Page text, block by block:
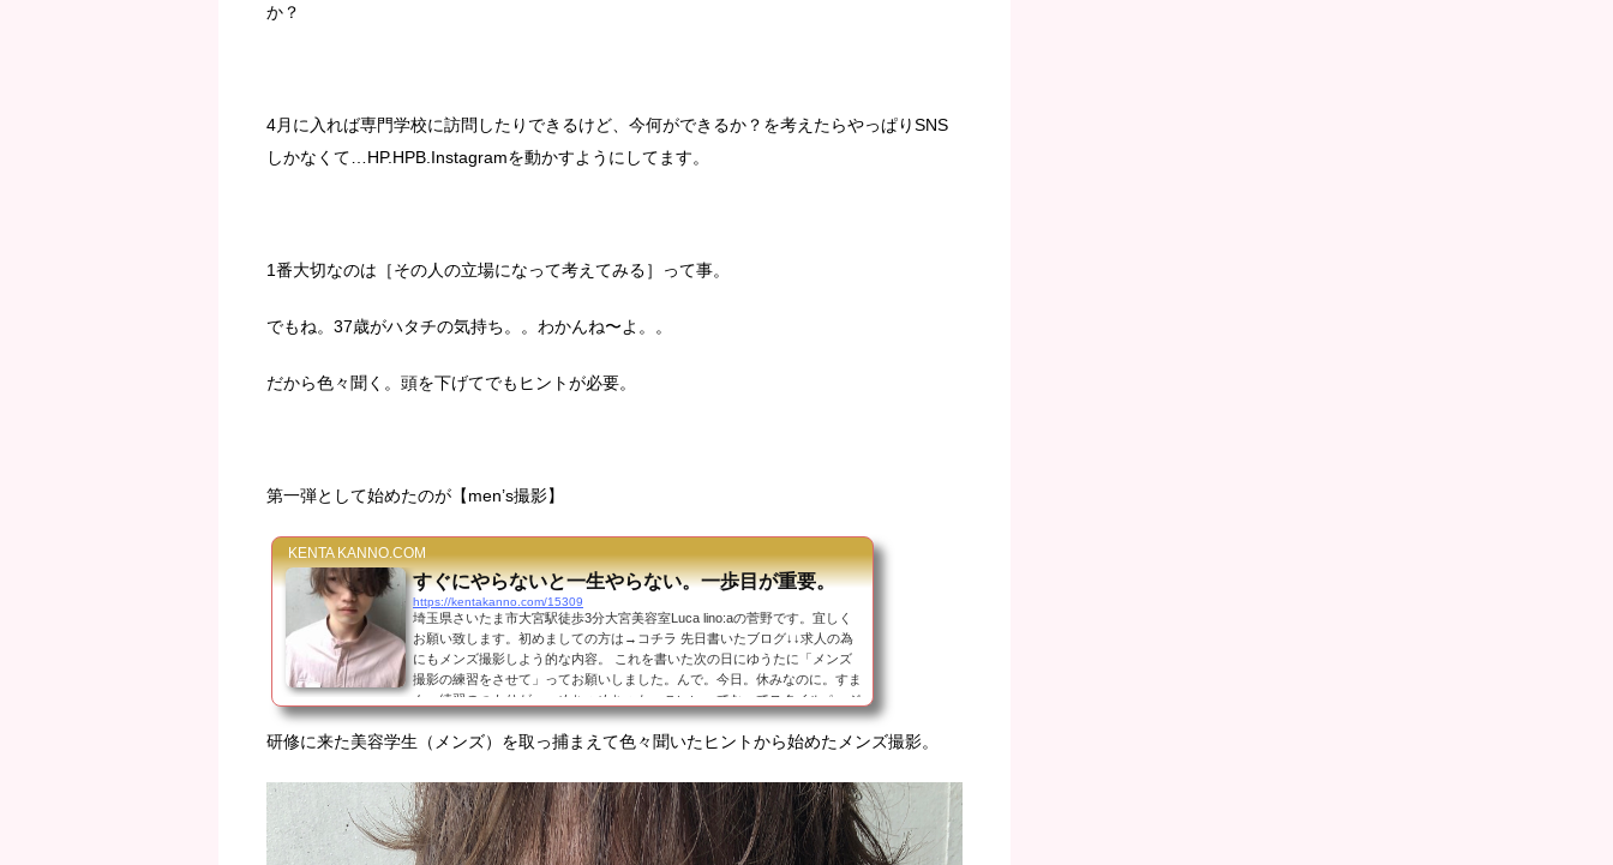
か？
4月に入れば専門学校に訪問したりできるけど、今何ができるか？を考えたらやっぱりSNS
しかなくて…HP.HPB.Instagramを動かすようにしてます。
1番大切なのは［その人の立場になって考えてみる］って事。
でもね。37歳がハタチの気持ち。。わかんね〜よ。。
だから色々聞く。頭を下げてでもヒントが必要。
第一弾として始めたのが【men’s撮影】
KENTA KANNO.COM
すぐにやらないと一生やらない。一歩目が重要。
https://kentakanno.com/15309
埼玉県さいたま市大宮駅徒歩3分大宮美容室Luca lino:aの菅野です。宜しく
お願い致します。初めましての方は→コチラ 先日書いたブログ↓↓求人の為
にもメンズ撮影しよう的な内容。 これを書いた次の日にゆうたに「メンズ
撮影の練習をさせて」ってお願いしました。んで。今日。休みなのに。すま
ん。練習のつもりが、、めちゃめちゃかっこいいってなってスタイルページ
にアップしましたwwシャツのシワが気になりますが、、、スタッフですが
あしからず。 これでうまい具合にスタートダッシュできたのでこれからメ
研修に来た美容学生（メンズ）を取っ捕まえて色々聞いたヒントから始めたメンズ撮影。